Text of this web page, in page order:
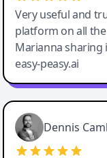
Very useful and
platform on all
Marianna sharing
easy-peasy.ai
Dennis